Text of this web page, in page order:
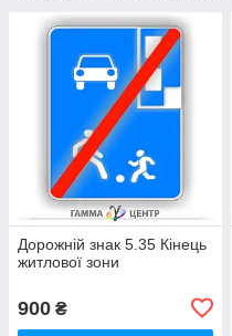
Дорожній знак 5.35 Кінець
житлової зони
900 ₴